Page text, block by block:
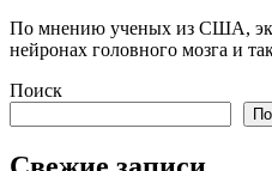
По мнению ученых из США,
нейронах головного мозга и
Поиск